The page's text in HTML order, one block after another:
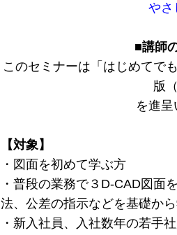
やさ
■講師
このセミナーは「はじめてで
版
を進
【対象】
・図面を初めて学ぶ方
・普段の業務で３D-CAD図面
法、公差の指示などを基礎か
・新入社員、入社数年の若手